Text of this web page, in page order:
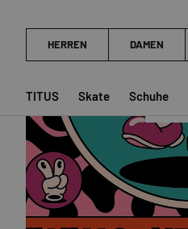
TITUS Skate Schuhe